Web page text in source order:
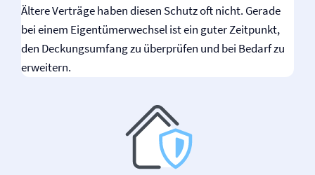
Ältere Verträge haben diesen Schutz oft nicht. Gerade
bei einem Eigentümerwechsel ist ein guter Zeitpunkt,
den Deckungsumfang zu überprüfen und bei Bedarf zu
erweitern.